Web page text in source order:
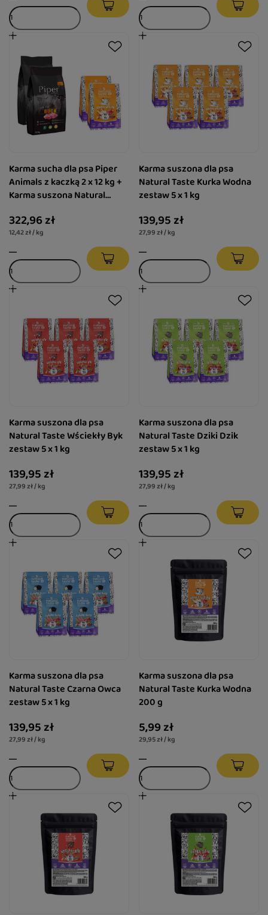
Karma sucha dla psa Piper
Animals z kaczką 2 x 12 kg +
Karma suszona Natural
322,96 zł
12,42 zł / kg
Karma suszona dla psa
Natural Taste Kurka Wodna
zestaw 5 x 1 kg
139,95 zł
27,99 zł / kg
Karma suszona dla psa
Natural Taste Wściekły Byk
zestaw 5 x 1 kg
139,95 zł
27,99 zł / kg
Karma suszona dla psa
Natural Taste Dziki Dzik
zestaw 5 x 1 kg
139,95 zł
27,99 zł / kg
Karma suszona dla psa
Natural Taste Czarna Owca
zestaw 5 x 1 kg
139,95 zł
27,99 zł / kg
Karma suszona dla psa
Natural Taste Kurka Wodna
200 g
5,99 zł
29,95 zł / kg